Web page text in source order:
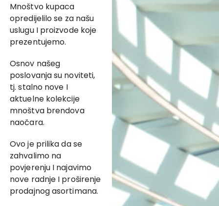
Mnoštvo kupaca
opredijelilo se za našu
uslugu I proizvode koje
prezentujemo.
Osnov našeg
poslovanja su noviteti,
tj. stalno nove I
aktuelne kolekcije
mnoštva brendova
naočara.
Ovo je prilika da se
zahvalimo na
povjerenju I najavimo
nove radnje I proširenje
prodajnog asortimana.